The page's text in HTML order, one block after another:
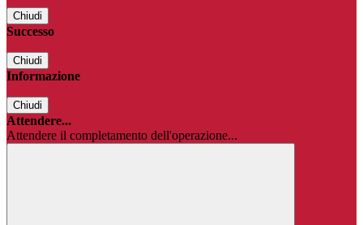
Chiudi
Successo
Chiudi
Informazione
Chiudi
Attendere...
Attendere il completamento dell'operazione...